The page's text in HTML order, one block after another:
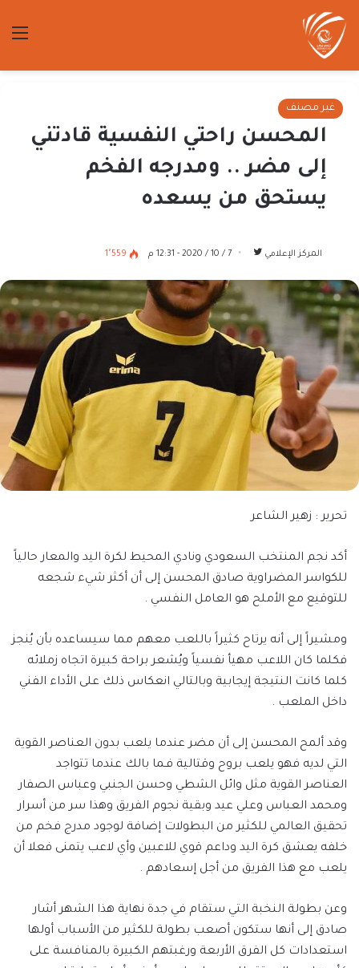
غير مصنف
المحسن راحتي النفسية قادتني
إلى مضر .. ومدرجه الفخم
يستحق من يسعده
المركز الإعلامي
تابع
تويتر
7 / 10 / 2020 - 12:31 م 1٬559
تحرير : زهير الشاعر
أكد نجم المنتخب السعودي ونادي المحيط لكرة اليد والمعار حالياً
للكواسر المضراوية صادق المحسن إلى أن أكثر شيء شجعه
للتوقيع مع الأملح هو العامل النفسي .
ومشيراً إلى أنه يرتاح كثيراً باللعب معهم مما سيساعده بأن يُنجز
فكلما كان اللاعب مهيأ نفسياً ويُشعر براحة كبيرة اتجاه زملائه
كلما كانت النتيجة إيجابية وبالتالي انعكاس ذلك على الأداء الفني
داخل الملعب .
وقد ألمح المحسن إلى أن مضر عندما يلعب بدون العناصر القوية
التي لديه فهو يلعب بروح وقتالية فـما بالك عندما تتواجد
العناصر القوية مثل وائل الشطي وحسن الجنبي وعباس الصفار
ومحمد العباس وعلي عيد وبقية نجوم الفريق وهذا سر من أسرار
تحقيق العالمي للكثير من البطولات إضافة لوجود مدرج فخم من
خلفه يعشق كرة اليد وداعم قوي للاعبين وأي لاعب يتمنى فعلا أن
يلعب مع هذا الفريق من أجل إسعادهم .
وعن بطولة النخبة التي ستقام في جدة نهاية هذا الشهر أشار
صادق إلى أنها ستكون أصعب بطولة للكثير من الأسباب أولها
استعدادات كل الفرق الأربعة ورغبتهم الكبيرة بالمنافسة على